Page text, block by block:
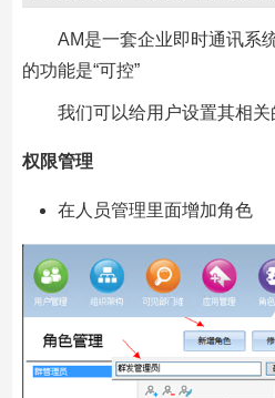
AM是一套企业即时通讯系
的功能是“可控”
我们可以给用户设置其相
权限管理
在人员管理里面增加角色